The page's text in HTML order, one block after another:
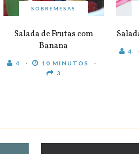
SOBREMESAS
Salada de Frutas com
Banana
4 10 MINUTOS
3
4